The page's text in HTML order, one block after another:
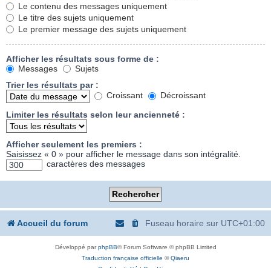
Le contenu des messages uniquement
Le titre des sujets uniquement
Le premier message des sujets uniquement
Afficher les résultats sous forme de :
Messages
Sujets
Trier les résultats par :
Croissant
Décroissant
Limiter les résultats selon leur ancienneté :
Afficher seulement les premiers :
Saisissez « 0 » pour afficher le message dans son intégralité.
caractères des messages
Accueil du forum Fuseau horaire sur UTC+01:00
Développé parphpBB® Forum Software © phpBB Limited
Traduction française officielle ©Qiaeru